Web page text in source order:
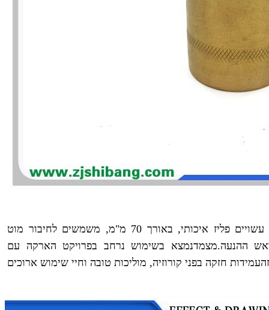
מוצרי חשמל חמים למכירה סוגי הארקה עשויים פליז איכותי, באורך 70 מ"מ, משמשים לחיבור מוט
ההנעה.מצמדנמצא בשימוש נרחב בפרויקט הארקה עם
זהעמידות חזקה בפני קורוזיה, מוליכות טובה וחיי שימוש ארוכים